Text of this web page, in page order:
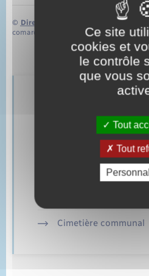
© Direction de l’information légale et
comarquage developpé parbaseo.io
Parrainage civil
Mariage – PACS
Cimetière communal
Ce site
cookies et
le contrôle
que vous
Tout
Tout